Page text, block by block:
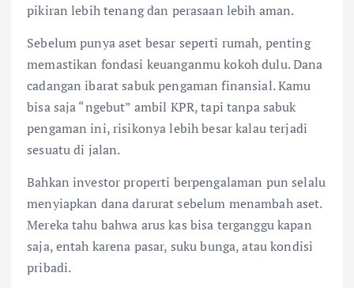
pikiran lebih tenang dan perasaan lebih aman.
Sebelum punya aset besar seperti rumah, penting
memastikan fondasi keuanganmu kokoh dulu. Dana
cadangan ibarat sabuk pengaman finansial. Kamu
bisa saja “ngebut” ambil KPR, tapi tanpa sabuk
pengaman ini, risikonya lebih besar kalau terjadi
sesuatu di jalan.
Bahkan investor properti berpengalaman pun selalu
menyiapkan dana darurat sebelum menambah aset.
Mereka tahu bahwa arus kas bisa terganggu kapan
saja, entah karena pasar, suku bunga, atau kondisi
pribadi.